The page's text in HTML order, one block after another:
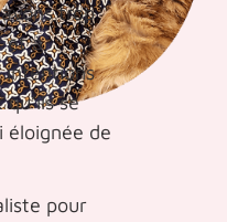
trop
et à
intentions
se
éloignée de
pour